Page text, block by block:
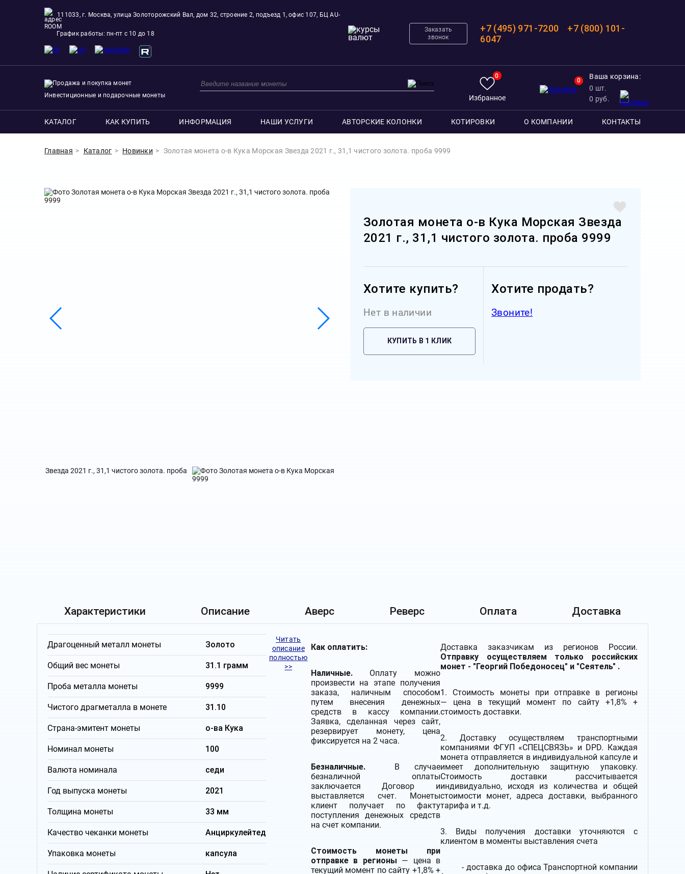
111033, г. Москва, улица Золоторожский Вал, дом 32, строение 2, подъезд 1, офис 107, БЦ AU-
ROOM
График работы: пн-пт с 10 до 18
Заказать
звонок
+7 (495) 971-7200
+7 (800) 101-
6047
Инвестиционные и подарочные монеты
0
Избранное
0
Ваша корзина:
0 шт.
0 руб.
КАТАЛОГ КАК КУПИТЬ ИНФОРМАЦИЯ НАШИ УСЛУГИ АВТОРСКИЕ КОЛОНКИ КОТИРОВКИ О КОМПАНИИ КОНТАКТЫ
Главная Каталог Новинки Золотая монета о-в Кука Морская Звезда 2021 г., 31,1 чистого золота. проба 9999
Золотая монета о-в Кука Морская Звезда
2021 г., 31,1 чистого золота. проба 9999
Хотите купить?
Нет в наличии
КУПИТЬ В 1 КЛИК
Хотите продать?
Звоните!
Характеристики Описание Аверс Реверс Оплата Доставка
Драгоценный металл монеты Золото
Общий вес монеты 31.1 грамм
Проба металла монеты 9999
Чистого драгметалла в монете 31.10
Страна-эмитент монеты о-ва Кука
Номинал монеты 100
Валюта номинала седи
Год выпуска монеты 2021
Толщина монеты 33 мм
Качество чеканки монеты Анциркулейтед
Упаковка монеты капсула
Читать
описание
полностью
>>
Как оплатить:
Наличные.Оплату можно
произвести на этапе получения
заказа, наличным способом
путем внесения денежных
средств в кассу компании.
Заявка, сделанная через сайт,
резервирует монету, цена
фиксируется на 2 часа.
Безналичные.
В случае
безналичной оплаты
заключается Договор и
выставляется счет. Монеты
клиент получает по факту
поступления денежных средств
на счет компании.
Стоимость монеты при
отправке в регионы — цена в
текущий момент по сайту +1,8% +
Доставка заказчикам из регионов России.
Отправку осуществляем только российских
монет - "Георгий Победоносец" и "Сеятель" .
1. Стоимость монеты при отправке в регионы
— цена в текущий момент по сайту +1,8% +
стоимость доставки.
2. Доставкуосуществляем транспортными
компаниями ФГУП «СПЕЦСВЯЗЬ» и DPD. Каждая
монета отправляется в индивидуальной капсуле и
имеет дополнительную защитную упаковку.
Стоимость доставки рассчитывается
индивидуально, исходя из количества и общей
стоимости монет, адреса доставки, выбранного
тарифа и т.д.
3. Виды получения доставки уточняются с
клиентом в моменты выставления счета
- доставка до офиса Транспортной компании